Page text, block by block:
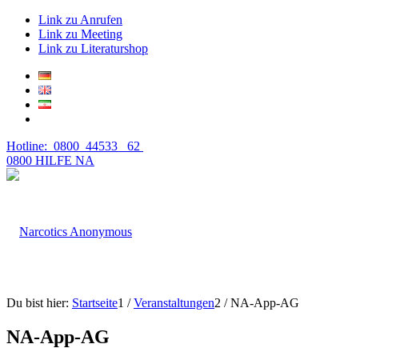
Link zu Anrufen
Link zu Meeting
Link zu Literaturshop
Hotline: 0800 44533 62
0800 HILFE NA
Du bist hier: Startseite1 / Veranstaltungen2 / NA-App-AG
NA-App-AG